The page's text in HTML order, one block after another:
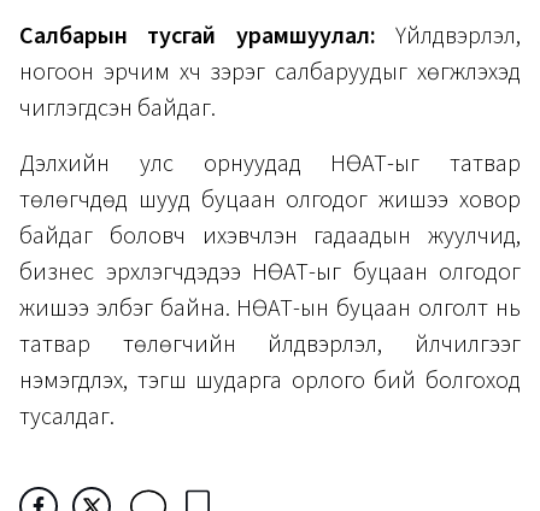
Салбарын тусгай урамшуулал: Үйлдвэрлэл,
ногоон эрчим хүч зэрэг салбаруудыг хөгжүүлэхэд
чиглэгдсэн байдаг.
Дэлхийн улс орнуудад НӨАТ-ыг татвар
төлөгчдөд шууд буцаан олгодог жишээ ховор
байдаг боловч ихэвчлэн гадаадын жуулчид,
бизнес эрхлэгчдэдээ НӨАТ-ыг буцаан олгодог
жишээ элбэг байна. НӨАТ-ын буцаан олголт нь
татвар төлөгчийн үйлдвэрлэл, үйлчилгээг
нэмэгдүүлэх, тэгш шударга орлого бий болгоход
тусалдаг.